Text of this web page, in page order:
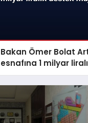
Bakan Ömer Bolat
esnafına 1 milyar
müjdesi verdi